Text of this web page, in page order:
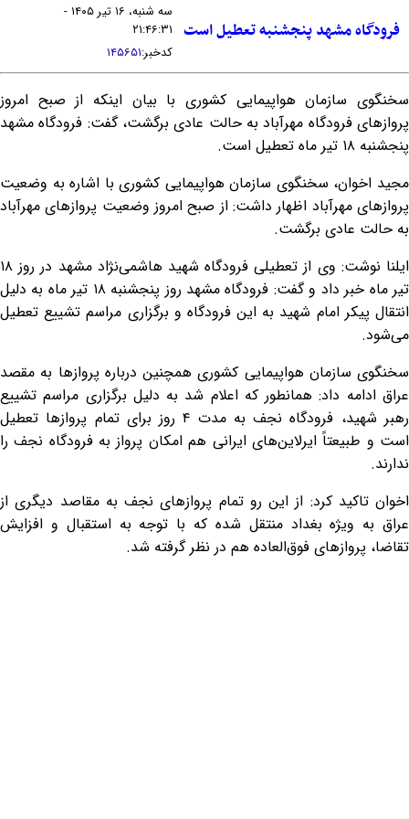
فرودگاه مشهد پنجشنبه تعطیل است
سه شنبه، ۱۶ تیر ۱۴۰۵ -
۲۱:۴۶:۳۱
کدخبر:۱۴۵۶۵۱
سخنگوی سازمان هواپیمایی کشوری با بیان اینکه از صبح امروز
پروازهای فرودگاه مهرآباد به حالت عادی برگشت، گفت: فرودگاه مشهد
پنجشنبه ١٨ تیر ماه تعطیل است.
مجید اخوان، سخنگوی سازمان هواپیمایی کشوری با اشاره به وضعیت
پروازهای مهرآباد اظهار داشت: از صبح امروز وضعیت پروازهای مهرآباد
به حالت عادی برگشت.
ایلنا نوشت: وی از تعطیلی فرودگاه شهید هاشمی‌نژاد مشهد در روز ١٨
تیر ماه خبر داد و گفت: فرودگاه مشهد روز پنجشنبه ١٨ تیر ماه به دلیل
انتقال پیکر امام شهید به این فرودگاه و برگزاری مراسم تشییع تعطیل
می‌شود.
سخنگوی سازمان هواپیمایی کشوری همچنین درباره پروازها به مقصد
عراق ادامه داد: همانطور که اعلام شد به دلیل برگزاری مراسم تشییع
رهبر شهید، فرودگاه نجف به مدت ۴ روز برای تمام پروازها تعطیل
است و طبیعتاً ایرلاین‌های ایرانی هم امکان پرواز به فرودگاه نجف را
ندارند.
اخوان تاکید کرد: از این رو تمام پروازهای نجف به مقاصد دیگری از
عراق به ویژه بغداد منتقل شده که با توجه به استقبال و افزایش
تقاضا، پروازهای فوق‌العاده هم در نظر گرفته شد.